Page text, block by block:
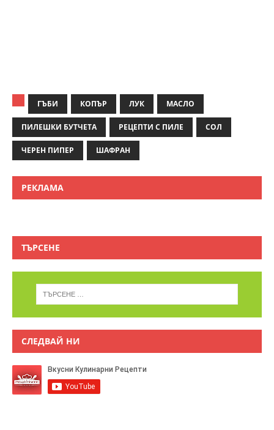
ГЪБИ КОПЪР ЛУК МАСЛО
ПИЛЕШКИ БУТЧЕТА РЕЦЕПТИ С ПИЛЕ СОЛ
ЧЕРЕН ПИПЕР ШАФРАН
РЕКЛАМА
ТЪРСЕНЕ
СЛЕДВАЙ НИ